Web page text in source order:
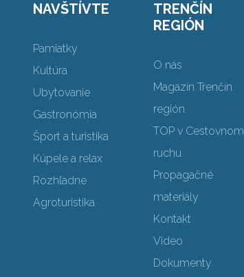
NAVŠTÍVTE
Pamiatky
Kultúra
Ubytovanie
Gastronómia
Šport a turistika
Kúpele a relax
Rozhľadne
Agroturistika
TRENČÍN
REGIÓN
O nás
Magazín Trenčín
región
TOP v Cestovnom
ruchu
Propagačné
materiály
Kontakt
Video
Dokumenty